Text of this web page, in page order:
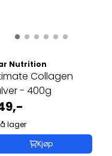
Nutrition
Collagen
- 400g
lager
Kjøp